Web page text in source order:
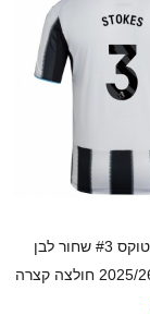
גברים דמי סטוקס #3 שחור לבן